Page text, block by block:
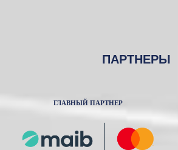
ПАРТНЕРЫ
ГЛАВНЫЙ ПАРТНЕР